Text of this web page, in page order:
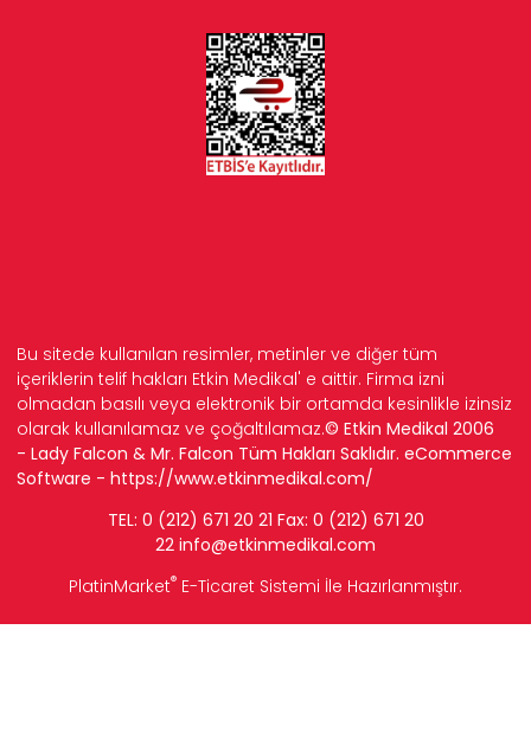
Bu sitede kullanılan resimler, metinler ve diğer tüm
içeriklerin telif hakları Etkin Medikal' e aittir. Firma izni
olmadan basılı veya elektronik bir ortamda kesinlikle izinsiz
olarak kullanılamaz ve çoğaltılamaz.© Etkin Medikal 2006
- Lady Falcon & Mr. Falcon Tüm Hakları Saklıdır. eCommerce
Software - https://www.etkinmedikal.com/
TEL: 0 (212) 671 20 21 Fax: 0 (212) 671 20
22 info@etkinmedikal.com
PlatinMarket® E-Ticaret Sistemi İle Hazırlanmıştır.